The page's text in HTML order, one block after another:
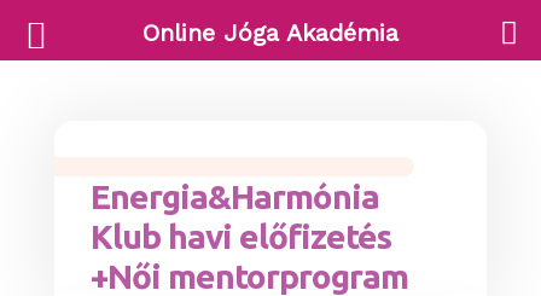
Energia&Harmónia
Klub havi előfizetés
+Női mentorprogram
Online Jóga Akadémia